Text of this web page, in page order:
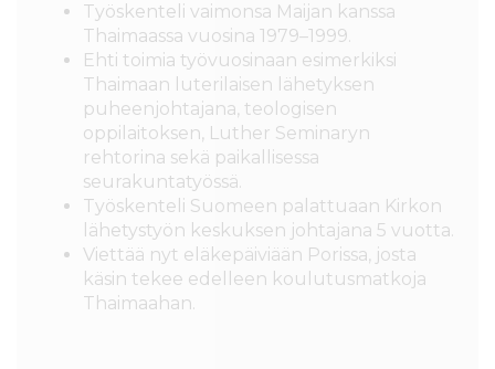
Työskenteli vaimonsa Maijan kanssa
Thaimaassa vuosina 1979–1999.
Ehti toimia työvuosinaan esimerkiksi
Thaimaan luterilaisen lähetyksen
puheenjohtajana, teologisen
oppilaitoksen, Luther Seminaryn
rehtorina sekä paikallisessa
seurakuntatyössä.
Työskenteli Suomeen palattuaan Kirkon
lähetystyön keskuksen johtajana 5 vuotta.
Viettää nyt eläkepäiviään Porissa, josta
käsin tekee edelleen koulutusmatkoja
Thaimaahan.